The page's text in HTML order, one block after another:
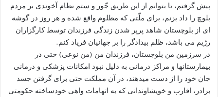
پیش گرفتم، تا بتوانم از این طریق جّور و ستم نظام آخوندی بر مردم
بلوچ را داد بزنم، برای ملّتی که مظلوم واقع شده و هر روز در گوشه
ای از بلوچستان شاهد پرپر شدن زندگی فرزندان توسط کارگزاران
رژیم می باشد، ظلم بیدادگر را بر جهانیان فریاد کنم.
در سرزمین من بلوچستان، فرزندان من (من نوعی) حتی در
بیمارستانها و مراکز درمانی به دلیل نبود امکانات پزشکی و درمانی
جان خود را از دست میدهند، در آن مملکت حتی برای گرفتن جسد
برادر، اقارب و خویشاوندانی که به اتهامات واهی خودساخته حکومتی